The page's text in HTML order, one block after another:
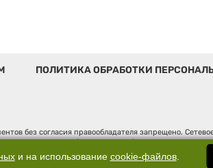
ПОЛИТИКА ОБРАБОТКИ
без согласия правообладателя запрещено.
коммуникаций (Роскомнадзор).
ул. Бориса Ельцина, строение 3, оф. 7015
Шлыков Дмитрий Владимирович
и на использование cookie-файлов.